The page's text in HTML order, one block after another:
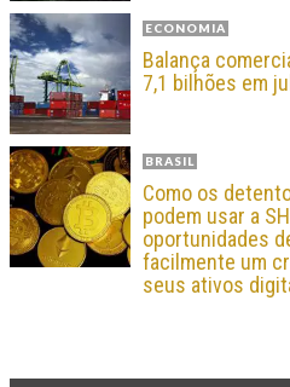
ECONOMIA
Balança
7,1 bilhões em
BRASIL
Como os
podem usar a
oportunidades
facilmente um
seus ativos